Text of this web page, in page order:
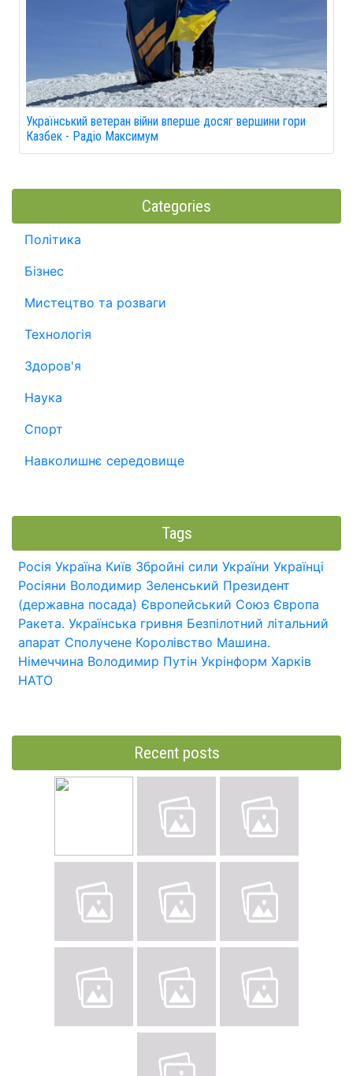
Український ветеран війни вперше досяг вершини гори
Казбек - Радіо Максимум
Categories
Політика
Бізнес
Мистецтво та розваги
Технологія
Здоров'я
Наука
Спорт
Навколишнє середовище
Tags
Росія Україна Київ Збройні сили України Українці
Росіяни Володимир Зеленський Президент
(державна посада) Європейський Союз Європа
Ракета. Українська гривня Безпілотний літальний
апарат Сполучене Королівство Машина.
Німеччина Володимир Путін Укрінформ Харків
НАТО
Recent posts